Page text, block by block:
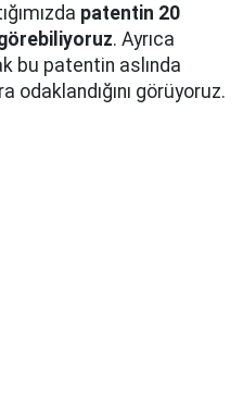
patentin 20
görebiliyoruz. Ayrıca
bu patentin aslında
odaklandığını görüyoruz.